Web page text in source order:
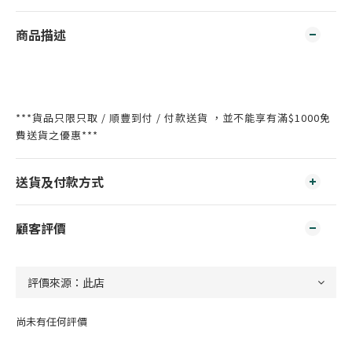
商品描述
***貨品只限只取 / 順豐到付 / 付款送貨 ，並不能享有滿$1000免
費送貨之優惠***
送貨及付款方式
顧客評價
尚未有任何評價